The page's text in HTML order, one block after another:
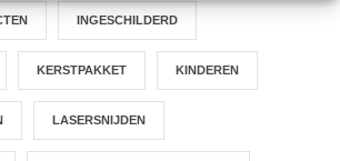
INGESCHILDERD
KERSTPAKKET KINDEREN
LASERSNIJDEN